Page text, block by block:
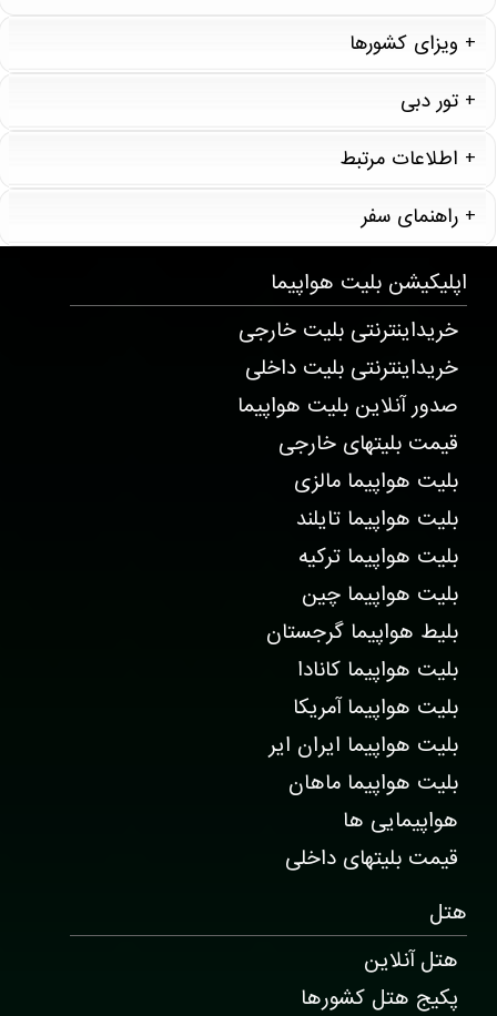
ویزای کشورها
تور دبی
اطلاعات مرتبط
راهنمای سفر
اپلیکیشن بلیت هواپیما
خریداینترنتی بلیت خارجی
خریداینترنتی بلیت داخلی
صدور آنلاین بلیت هواپیما
قیمت بلیتهای خارجی
بلیت هواپیما مالزی
بلیت هواپیما تایلند
بلیت هواپیما ترکیه
بلیت هواپیما چین
بلیط هواپیما گرجستان
بلیت هواپیما کانادا
بلیت هواپیما آمریکا
بلیت هواپیما ایران ایر
بلیت هواپیما ماهان
هواپیمایی ها
قیمت بلیتهای داخلی
هتل
هتل آنلاین
پکیج هتل کشورها